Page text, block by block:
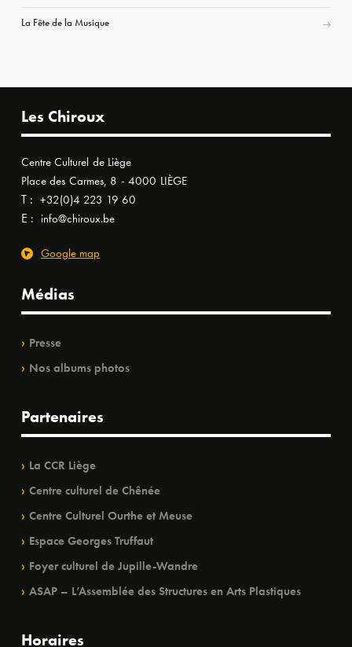
La Fête de la Musique
Les Chiroux
Centre Culturel de Liège
Place des Carmes, 8 - 4000 LIÈGE
T : +32(0)4 223 19 60
E : info@chiroux.be
Google map
Médias
Presse
Nos albums photos
Partenaires
La CCR Liège
Centre culturel de Chênée
Centre Culturel Ourthe et Meuse
Espace Georges Truffaut
Foyer culturel de Jupille-Wandre
ASAP – L’Assemblée des Structures en Arts Plastiques
Horaires